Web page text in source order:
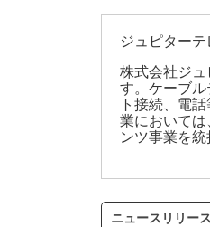
ジュピター
株式会社ジ
す。ケーブ
ト接続、電
業において
ンツ事業を
ニュースリリース